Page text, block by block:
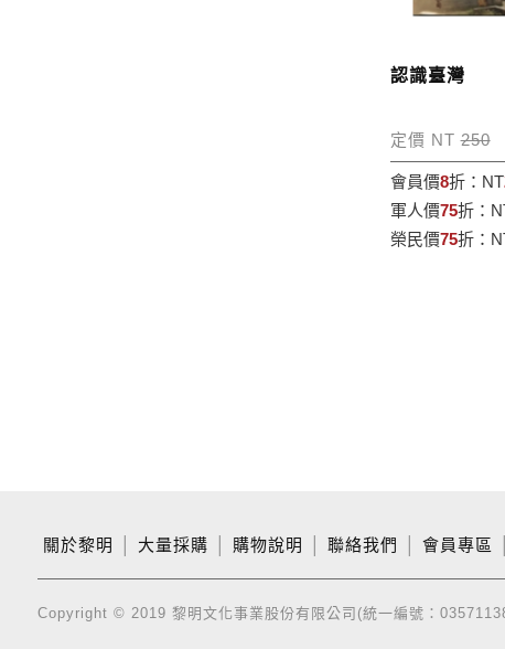
付款完成後
認識臺灣
定價 NT250
會員價8折： NT
軍人價75折：
榮民價75折：
關於黎明 大量採購 購物說明 聯絡我們 會員專區
Copyright © 2019 黎明文化事業股份有限公司(統一編號：